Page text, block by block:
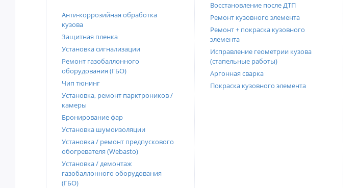
Анти-коррозийная обработка
кузова
Защитная пленка
Установка сигнализации
Ремонт газобаллонного
оборудования (ГБО)
Чип тюнинг
Установка, ремонт парктроников /
камеры
Бронирование фар
Установка шумоизоляции
Установка / ремонт предпускового
обогревателя (Webasto)
Установка / демонтаж
газобаллонного оборудования
(ГБО)
Восстановление после ДТП
Ремонт кузовного элемента
Ремонт + покраска кузовного
элемента
Исправление геометрии кузова
(стапельные работы)
Аргонная сварка
Покраска кузовного элемента